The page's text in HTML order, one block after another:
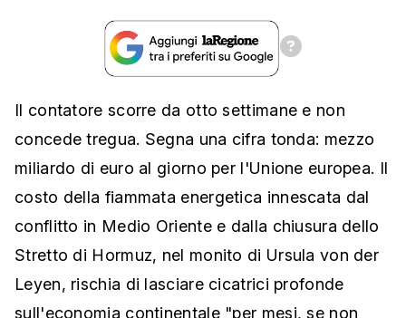
Il contatore scorre da otto settimane e non
concede tregua. Segna una cifra tonda: mezzo
miliardo di euro al giorno per l'Unione europea. Il
costo della fiammata energetica innescata dal
conflitto in Medio Oriente e dalla chiusura dello
Stretto di Hormuz, nel monito di Ursula von der
Leyen, rischia di lasciare cicatrici profonde
sull'economia continentale "per mesi, se non